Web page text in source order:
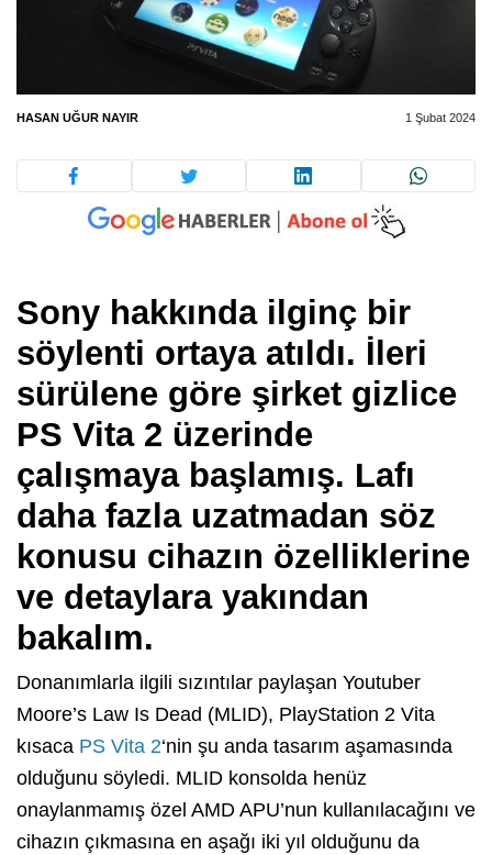
HASAN UĞUR NAYIR 1 Şubat 2024
Sony hakkında ilginç bir
söylenti ortaya atıldı. İleri
sürülene göre şirket gizlice
PS Vita 2 üzerinde
çalışmaya başlamış. Lafı
daha fazla uzatmadan söz
konusu cihazın özelliklerine
ve detaylara yakından
bakalım.
Donanımlarla ilgili sızıntılar paylaşan Youtuber
Moore’s Law Is Dead (MLID), PlayStation 2 Vita
kısaca PS Vita 2‘nin şu anda tasarım aşamasında
olduğunu söyledi. MLID konsolda henüz
onaylanmamış özel AMD APU’nun kullanılacağını ve
cihazın çıkmasına en aşağı iki yıl olduğunu da